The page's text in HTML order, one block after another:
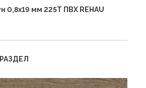
0,8х19 мм 225Т ПВХ REHAU